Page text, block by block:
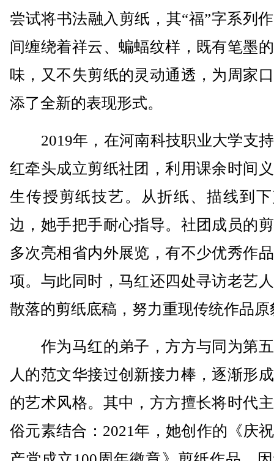
尝试将书法融入剪纸，其“福”字系列
间缠绕着祥云、蝙蝠纹样，既有笔墨
味，又不失剪纸的灵动通透，为周家
添了全新的表现形式。
2019年，在河南科技职业大学支
红牵头成立剪纸社团，利用课余时间
生传授剪纸技艺。从折纸、描线到
边，她手把手耐心指导。社团成员的
多次亮相省内外展览，有不少优秀作
项。与此同时，马红还四处寻访老艺
散落的剪纸底稿，努力重现传统作品原
作为马红的弟子，方方与同为第
人的范文华接过创新接力棒，逐渐形
的艺术风格。其中，方方擅长将时代
俗元素结合：2021年，她创作的《庆